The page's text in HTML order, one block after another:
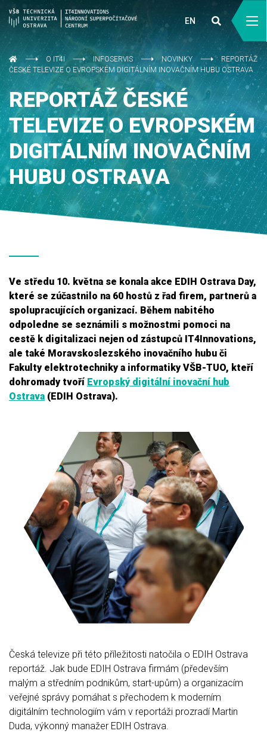
EN
O IT4I INFOSERVIS NOVINKY
REPORTÁŽ
ČESKÉ TELEVIZE O EVROPSKÉM DIGITÁLNÍM INOVAČNÍM HUBU OSTRAVA
REPORTÁŽ ČESKÉ
TELEVIZE O EVROPSKÉM
DIGITÁLNÍM INOVAČNÍM
HUBU OSTRAVA
Ve středu 10. května se konala akce EDIH Ostrava Day,
které se zúčastnilo na 60 hostů z řad firem, partnerů a
spolupracujících organizací. Během nabitého
odpoledne se seznámili s možnostmi pomoci na
cestě k digitalizaci nejen od zástupců IT4Innovations,
ale také Moravskoslezského inovačního hubu či
Fakulty elektrotechniky a informatiky VŠB-TUO, kteří
dohromady tvoří Evropský digitální inovační hub
Ostrava (EDIH Ostrava).
Česká televize při této příležitosti natočila o EDIH Ostrava
reportáž. Jak bude EDIH Ostrava firmám (především
malým a středním podnikům, start-upům) a organizacím
veřejné správy pomáhat s přechodem k moderním
digitálním technologiím vám v reportáži prozradí Martin
Duda, výkonný manažer EDIH Ostrava.